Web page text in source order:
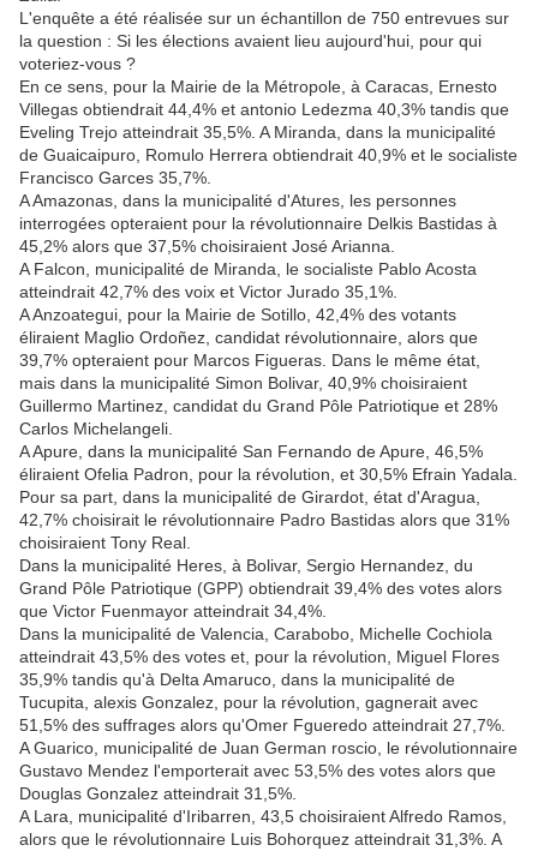
L'enquête a été réalisée sur un échantillon de 750 entrevues sur
la question : Si les élections avaient lieu aujourd'hui, pour qui
voteriez-vous ?
En ce sens, pour la Mairie de la Métropole, à Caracas, Ernesto
Villegas obtiendrait 44,4% et antonio Ledezma 40,3% tandis que
Eveling Trejo atteindrait 35,5%. A Miranda, dans la municipalité
de Guaicaipuro, Romulo Herrera obtiendrait 40,9% et le socialiste
Francisco Garces 35,7%.
A Amazonas, dans la municipalité d'Atures, les personnes
interrogées opteraient pour la révolutionnaire Delkis Bastidas à
45,2% alors que 37,5% choisiraient José Arianna.
A Falcon, municipalité de Miranda, le socialiste Pablo Acosta
atteindrait 42,7% des voix et Victor Jurado 35,1%.
A Anzoategui, pour la Mairie de Sotillo, 42,4% des votants
éliraient Maglio Ordoñez, candidat révolutionnaire, alors que
39,7% opteraient pour Marcos Figueras. Dans le même état,
mais dans la municipalité Simon Bolivar, 40,9% choisiraient
Guillermo Martinez, candidat du Grand Pôle Patriotique et 28%
Carlos Michelangeli.
A Apure, dans la municipalité San Fernando de Apure, 46,5%
éliraient Ofelia Padron, pour la révolution, et 30,5% Efrain Yadala.
Pour sa part, dans la municipalité de Girardot, état d'Aragua,
42,7% choisirait le révolutionnaire Padro Bastidas alors que 31%
choisiraient Tony Real.
Dans la municipalité Heres, à Bolivar, Sergio Hernandez, du
Grand Pôle Patriotique (GPP) obtiendrait 39,4% des votes alors
que Victor Fuenmayor atteindrait 34,4%.
Dans la municipalité de Valencia, Carabobo, Michelle Cochiola
atteindrait 43,5% des votes et, pour la révolution, Miguel Flores
35,9% tandis qu'à Delta Amaruco, dans la municipalité de
Tucupita, alexis Gonzalez, pour la révolution, gagnerait avec
51,5% des suffrages alors qu'Omer Fgueredo atteindrait 27,7%.
A Guarico, municipalité de Juan German roscio, le révolutionnaire
Gustavo Mendez l'emporterait avec 53,5% des votes alors que
Douglas Gonzalez atteindrait 31,5%.
A Lara, municipalité d'Iribarren, 43,5 choisiraient Alfredo Ramos,
alors que le révolutionnaire Luis Bohorquez atteindrait 31,3%. A